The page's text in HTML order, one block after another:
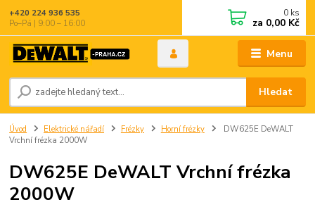
Menu
Hledat
+420 224 936 535
Po–Pá | 9:00 – 16:00
0 ks
za 0,00 Kč
Úvod Elektrické nářadí Frézky Horní frézky
DW625E DeWALT
Vrchní frézka 2000W
DW625E DeWALT Vrchní frézka
2000W